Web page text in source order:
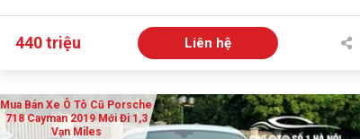
440 triệu Liên hệ
Mua Bán Xe Ô Tô Cũ Porsche
718 Cayman 2019 Mới Đi 1,3
Vạn Miles